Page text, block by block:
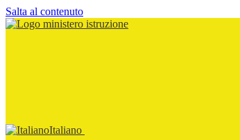
Salta al contenuto
Italiano